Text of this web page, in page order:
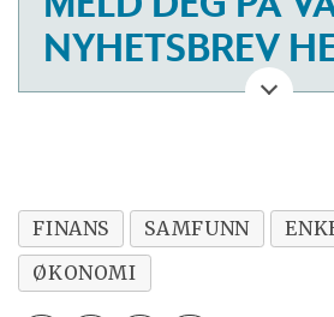
NYHETSBREV
FINANS SAMFUNN
ØKONOMI